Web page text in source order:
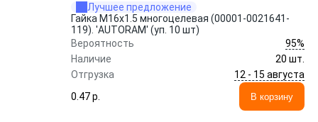
Лучшее предложение
Гайка М16x1.5 многоцелевая (00001-0021641-
119). 'AUTORAM' (уп. 10 шт)
Вероятность
95%
Наличие
20 шт.
Отгрузка
12 - 15 августа
0.47 p.
В корзину